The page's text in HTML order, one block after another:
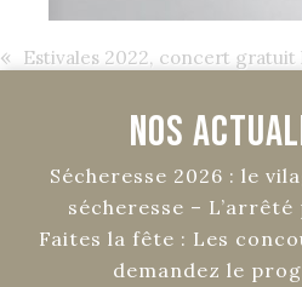
« Estivales 2022, concert gratuit
Nos
Sécheresse 2026 : le
sécheresse –
Faites la fête : Les
demandez le